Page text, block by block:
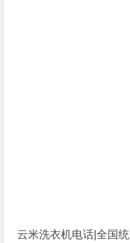
云米洗衣机电话|全国